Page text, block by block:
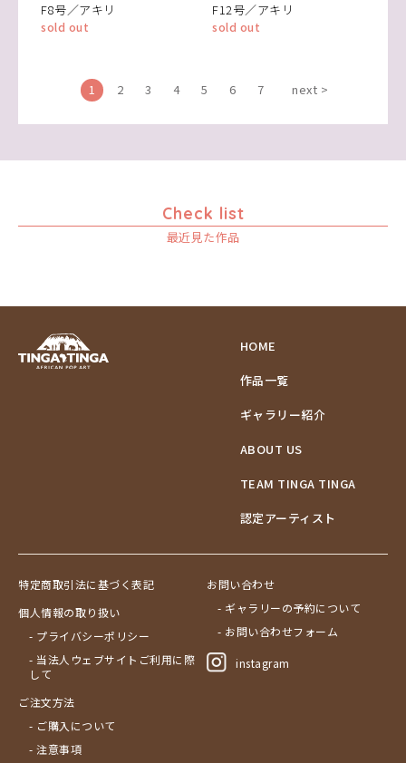
F8号／アキリ
sold out
F12号／アキリ
sold out
1 2 3 4 5 6 7 next >
Check list
最近見た作品
HOME
作品一覧
ギャラリー紹介
ABOUT US
TEAM TINGA TINGA
認定アーティスト
特定商取引法に基づく表記
個人情報の取り扱い
- プライバシーポリシー
- 当法人ウェブサイトご利用に際
して
ご注文方法
- ご購入について
- 注意事項
お問い合わせ
- ギャラリーの予約について
- お問い合わせフォーム
instagram